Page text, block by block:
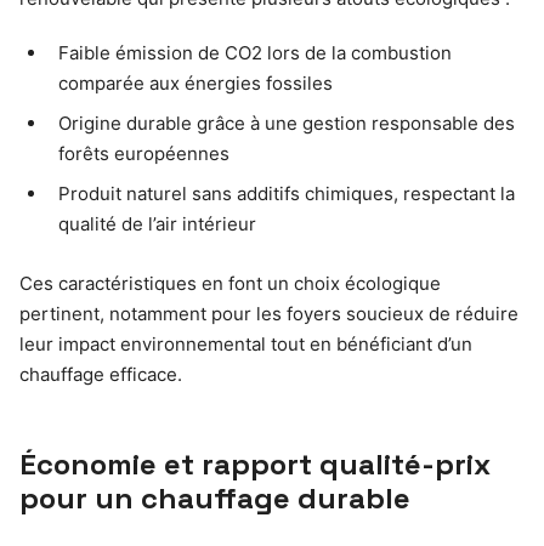
Faible émission de CO2 lors de la combustion
comparée aux énergies fossiles
Origine durable grâce à une gestion responsable des
forêts européennes
Produit naturel sans additifs chimiques, respectant la
qualité de l’air intérieur
Ces caractéristiques en font un choix écologique
pertinent, notamment pour les foyers soucieux de réduire
leur impact environnemental tout en bénéficiant d’un
chauffage efficace.
Économie et rapport qualité-prix
pour un chauffage durable